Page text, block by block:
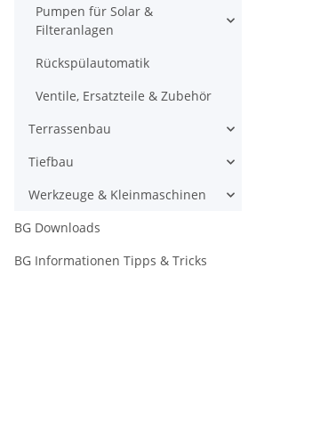
Pumpen für Solar &
Filteranlagen
Rückspülautomatik
Ventile, Ersatzteile & Zubehör
Terrassenbau
Tiefbau
Werkzeuge & Kleinmaschinen
BG Downloads
BG Informationen Tipps & Tricks